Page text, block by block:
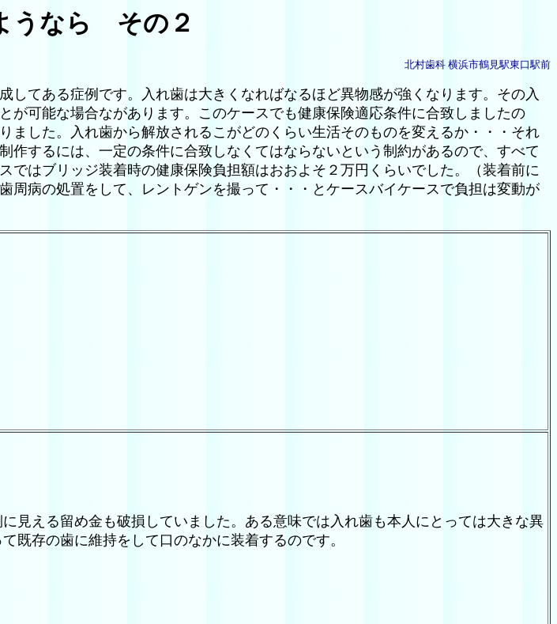
うなら その２
北村歯科 横浜市鶴見駅東口駅前
てある症例です。入れ歯は大きくなればなるほど異物感が強くなります。その入
可能な場合ながあります。このケースでも健康保険適応条件に合致しましたの
した。入れ歯から解放されるこがどのくらい生活そのものを変えるか・・・それ
するには、一定の条件に合致しなくてはならないという制約があるので、すべて
はブリッジ装着時の健康保険負担額はおおよそ２万円くらいでした。（装着前に
病の処置をして、レントゲンを撮って・・・とケースバイケースで負担は変動が
見える留め金も破損していました。ある意味では入れ歯も本人にとっては大きな異
既存の歯に維持をして口のなかに装着するのです。